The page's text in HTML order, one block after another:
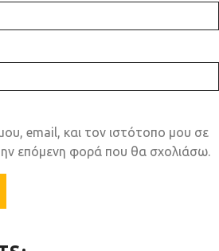
email, και τον ιστότοπο μου σε
επόμενη φορά που θα σχολιάσω.